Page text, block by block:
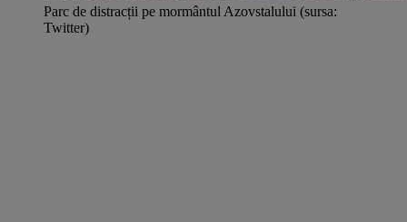
Parc de distracții pe mormântul Azovstalului (sursa:
Twitter)